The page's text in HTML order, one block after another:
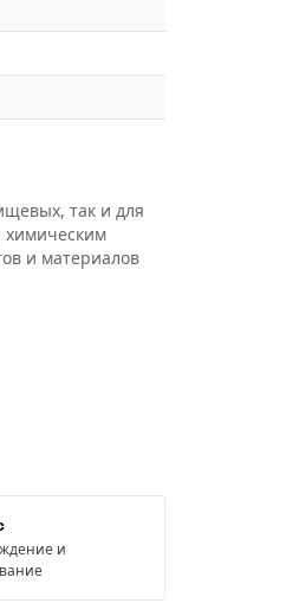
так и для
химическим
и материалов
и